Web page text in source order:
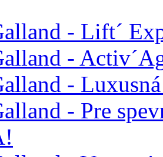
- Lift´
-
-
- Pre